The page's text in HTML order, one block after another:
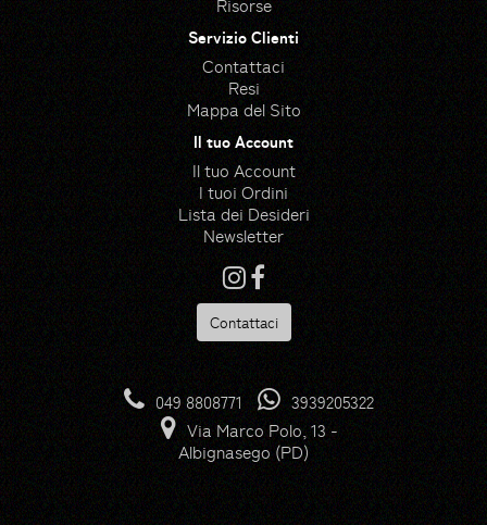
Risorse
Servizio Clienti
Contattaci
Resi
Mappa del Sito
Il tuo Account
Il tuo Account
I tuoi Ordini
Lista dei Desideri
Newsletter
Contattaci
Hedge icons created by
photo3idea_studio - Flaticon
Gloves icons created by
max.icons - Flaticon
049 8808771
3939205322
Via Marco Polo, 13 -
Albignasego (PD)